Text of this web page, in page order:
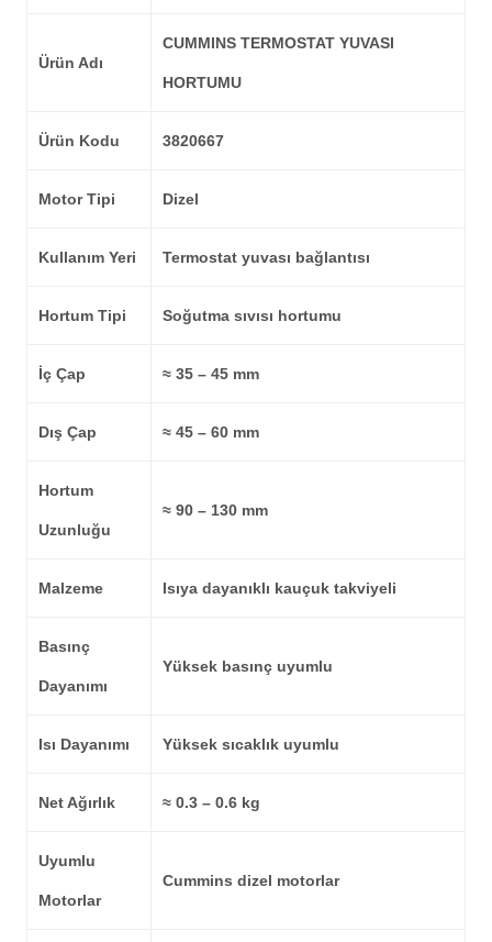
Ürün Adı
CUMMINS TERMOSTAT YUVASI
HORTUMU
Ürün Kodu 3820667
Motor Tipi Dizel
Kullanım Yeri Termostat yuvası bağlantısı
Hortum Tipi Soğutma sıvısı hortumu
İç Çap ≈ 35 – 45 mm
Dış Çap ≈ 45 – 60 mm
Hortum
Uzunluğu
≈ 90 – 130 mm
Malzeme Isıya dayanıklı kauçuk takviyeli
Basınç
Dayanımı
Yüksek basınç uyumlu
Isı Dayanımı Yüksek sıcaklık uyumlu
Net Ağırlık ≈ 0.3 – 0.6 kg
Uyumlu
Motorlar
Cummins dizel motorlar